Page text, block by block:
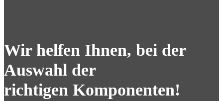
Wir helfen Ihnen, bei der
Auswahl der
richtigen Komponenten!